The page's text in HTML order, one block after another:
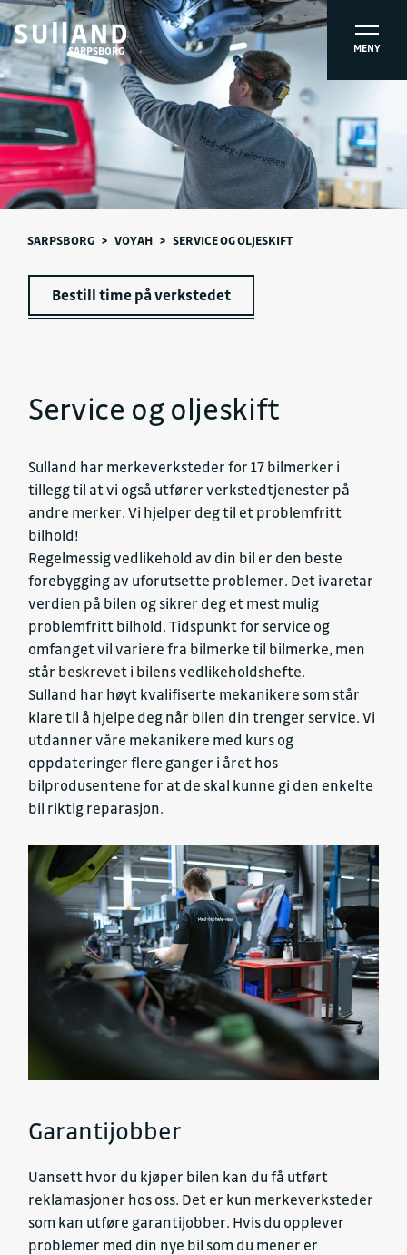
SARPSBORG MENY
SARPSBORG > VOYAH > SERVICE OG OLJESKIFT
Bestill time på verkstedet
Service og oljeskift
Sulland har merkeverksteder for 17 bilmerker i
tillegg til at vi også utfører verkstedtjenester på
andre merker. Vi hjelper deg til et problemfritt
bilhold!
Regelmessig vedlikehold av din bil er den beste
forebygging av uforutsette problemer. Det ivaretar
verdien på bilen og sikrer deg et mest mulig
problemfritt bilhold. Tidspunkt for service og
omfanget vil variere fra bilmerke til bilmerke, men
står beskrevet i bilens vedlikeholdshefte.
Sulland har høyt kvalifiserte mekanikere som står
klare til å hjelpe deg når bilen din trenger service. Vi
utdanner våre mekanikere med kurs og
oppdateringer flere ganger i året hos
bilprodusentene for at de skal kunne gi den enkelte
bil riktig reparasjon.
Garantijobber
Uansett hvor du kjøper bilen kan du få utført
reklamasjoner hos oss. Det er kun merkeverksteder
som kan utføre garantijobber. Hvis du opplever
problemer med din nye bil som du mener er